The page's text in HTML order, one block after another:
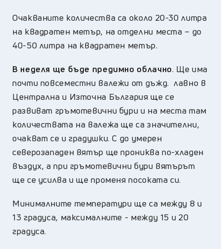
Очакваните количества са около 20-30 литра
на квадратен метър, на отделни места – до
40-50 литра на квадратен метър.
В неделя ще бъде предимно облачно. Ще има
почти повсеместни валежи от дъжд. лавно в
Централна и Източна България ще се
развиват гръмотевични бури и на места там
количествата на валежа ще са значителни,
очакват се и градушки. С до умерен
северозападен вятър ще прониква по-хладен
въздух, а при гръмотевични бури вятърът
ще се усилва и ще променя посоката си.
Минималните температури ще са между 8 и
13 градуса, максималните - между 15 и 20
градуса.